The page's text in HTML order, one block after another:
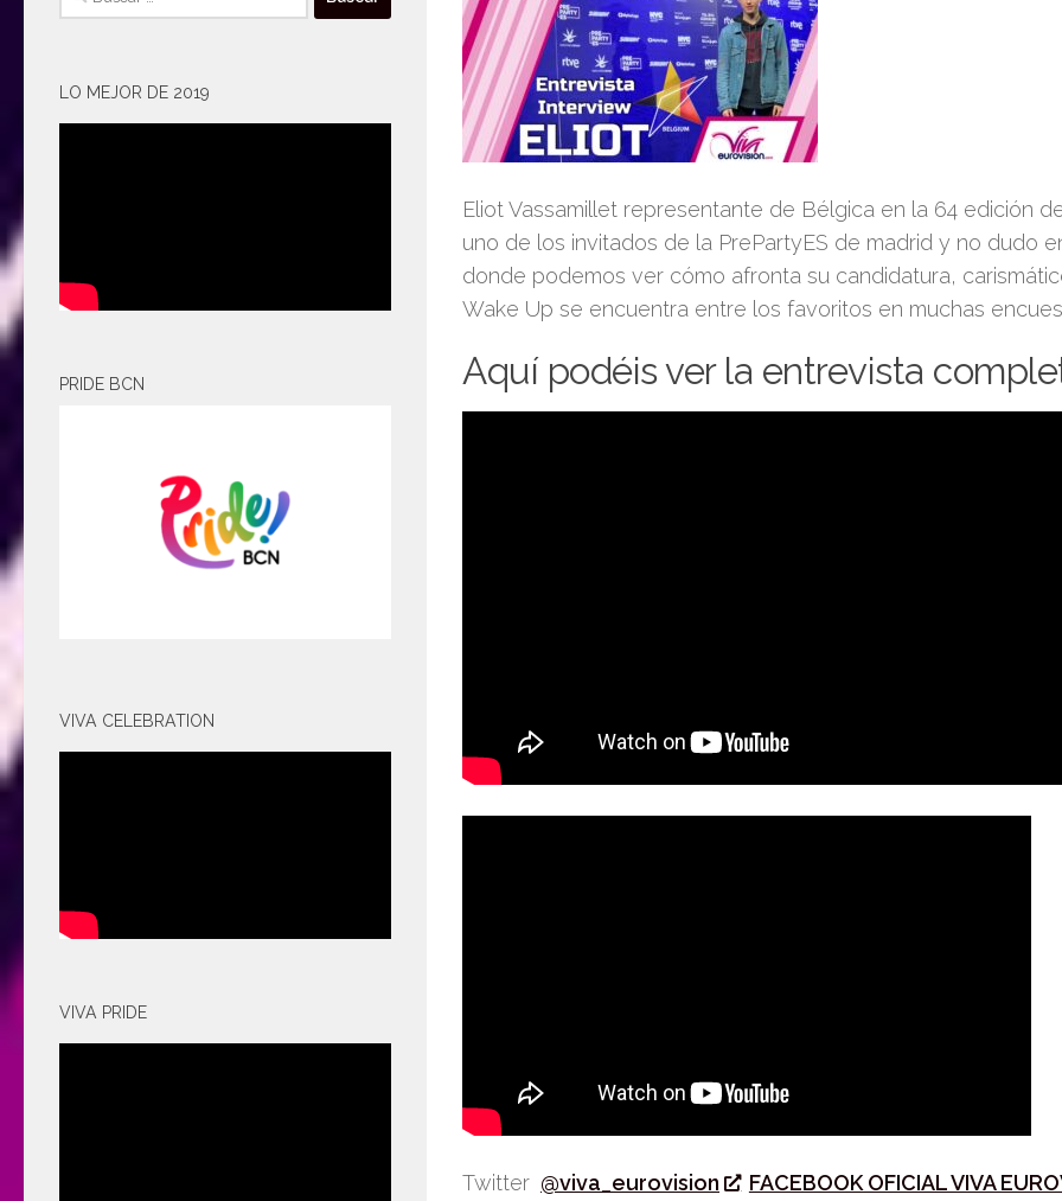
Eliot Vassamillet representante de Bélgica en la 64 edición
uno de los invitados de la PrePartyES de madrid y no dudo
donde podemos ver cómo afronta su candidatura,
Wake Up se encuentra entre los favoritos en muchas
Aquí podéis ver la entrevista
Twitter @viva_eurovision
FACEBOOK OFICIAL VIVA
LO MEJOR DE 2019
PRIDE BCN
VIVA CELEBRATION
VIVA PRIDE